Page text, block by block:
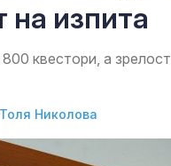
на изпита
квестори, а
Толя Николова